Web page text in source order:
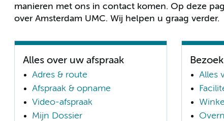
manieren met ons in contact komen. Op deze
over Amsterdam UMC. Wij helpen u graag verder.
Alles over uw afspraak
Adres & route
Afspraak & opname
Video-afspraak
Mijn Dossier
Alles